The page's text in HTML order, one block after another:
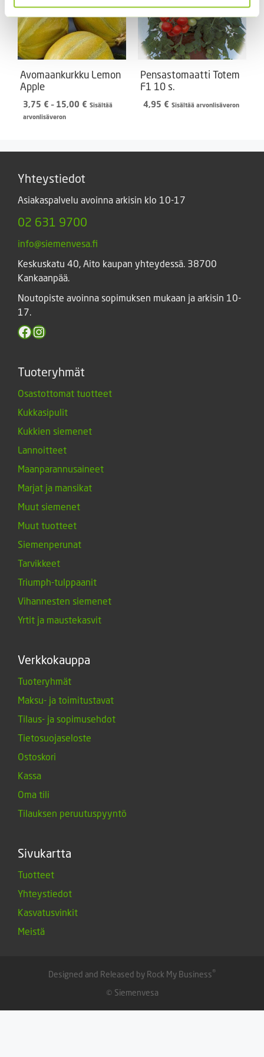
Avomaankurkku Lemon
Apple
3,75 € – 15,00 € Hintaluokka:
Sisältää
arvonlisäveron
Pensastomaatti Totem
F1 10 s.
4,95 € Sisältää arvonlisäveron
Yhteystiedot
Asiakaspalvelu avoinna arkisin klo 10-17
02 631 9700
info@siemenvesa.fi
Keskuskatu 40, Aito kaupan yhteydessä. 38700
Kankaanpää.
Noutopiste avoinna sopimuksen mukaan ja arkisin 10-
17.
Facebook
Instagram
Tuoteryhmät
Osastottomat tuotteet
Kukkasipulit
Kukkien siemenet
Lannoitteet
Maanparannusaineet
Marjat ja mansikat
Muut siemenet
Muut tuotteet
Siemenperunat
Tarvikkeet
Triumph-tulppaanit
Vihannesten siemenet
Yrtit ja maustekasvit
Verkkokauppa
Tuoteryhmät
Maksu- ja toimitustavat
Tilaus- ja sopimusehdot
Tietosuojaseloste
Ostoskori
Kassa
Oma tili
Tilauksen peruutuspyyntö
Sivukartta
Tuotteet
Yhteystiedot
Kasvatusvinkit
Meistä
Designed and Released by Rock My Business®
© Siemenvesa